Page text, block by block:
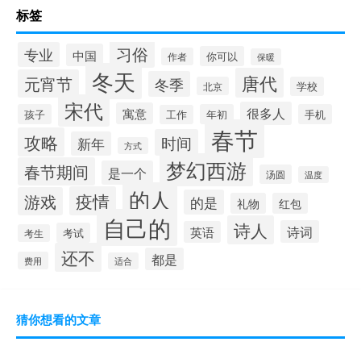
标签
专业 中国 习俗 作者 你可以 保暖
元宵节 冬天 冬季 北京 唐代 学校
孩子 宋代 寓意 工作 年初 很多人 手机
攻略 新年 方式 时间 春节
春节期间 是一个 梦幻西游 汤圆 温度
游戏 疫情 的人 的是 礼物 红包
考生 考试 自己的 英语 诗人 诗词
费用 还不 适合 都是
猜你想看的文章